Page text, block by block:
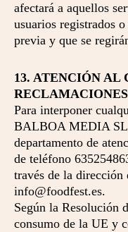
afectará a aquellos
usuarios registrados
previa y que se
13. ATENCIÓN AL
RECLAMACIONES
Para interponer
BALBOA MEDIA
departamento de
de teléfono
través de la
info@foodfest.es.
Según la Resolución
consumo de la UE y